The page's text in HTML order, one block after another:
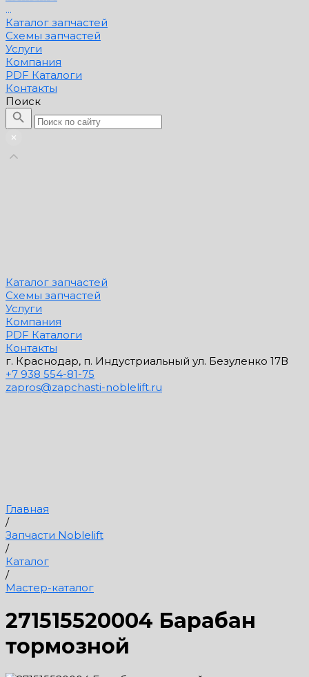
...
Каталог запчастей
Схемы запчастей
Услуги
Компания
PDF Каталоги
Контакты
Поиск
Каталог запчастей
Схемы запчастей
Услуги
Компания
PDF Каталоги
Контакты
г. Краснодар, п. Индустриальный ул. Безуленко 17В
+7 938 554-81-75
zapros@zapchasti-noblelift.ru
Главная
/
Запчасти Noblelift
/
Каталог
/
Мастер-каталог
271515520004 Барабан
тормозной